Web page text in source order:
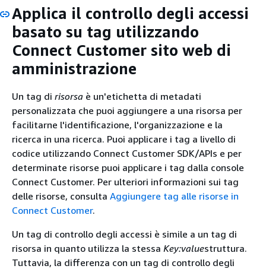
Applica il controllo degli accessi
basato su tag utilizzando
Connect Customer sito web di
amministrazione
Un tag di risorsa è un'etichetta di metadati
personalizzata che puoi aggiungere a una risorsa per
facilitarne l'identificazione, l'organizzazione e la
ricerca in una ricerca. Puoi applicare i tag a livello di
codice utilizzando Connect Customer SDK/APIs e per
determinate risorse puoi applicare i tag dalla console
Connect Customer. Per ulteriori informazioni sui tag
delle risorse, consulta Aggiungere tag alle risorse in
Connect Customer.
Un tag di controllo degli accessi è simile a un tag di
risorsa in quanto utilizza la stessa Key:valuestruttura.
Tuttavia, la differenza con un tag di controllo degli